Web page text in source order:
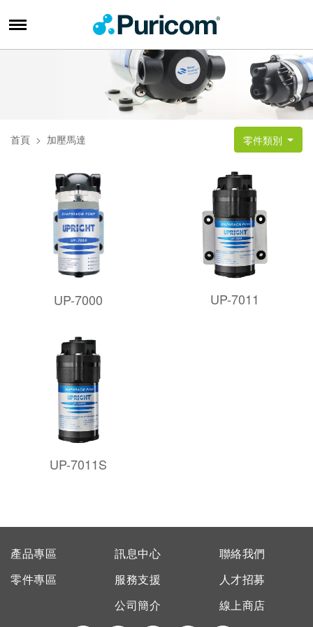
首頁 加壓馬達 零件類別
UP-7000 UP-7011
UP-7011S
產品專區
零件專區
訊息中心
服務支援
公司簡介
聯絡我們
人才招募
線上商店